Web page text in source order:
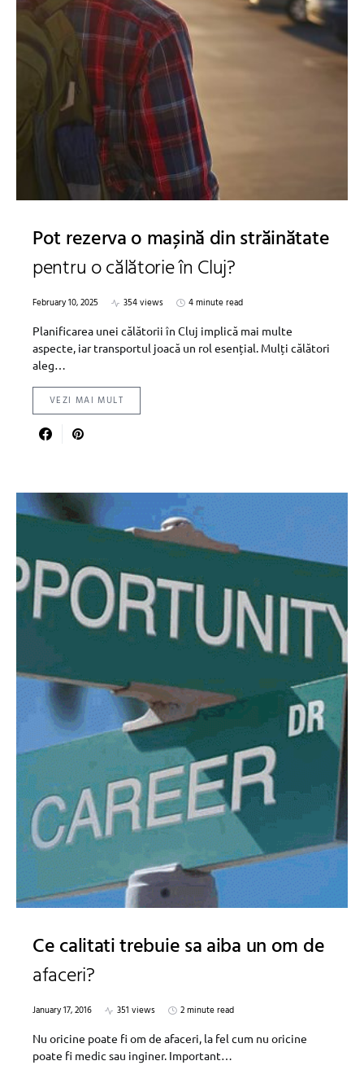
Pot rezerva o mașină din străinătate
pentru o călătorie în Cluj?
February 10, 2025 354 views
4 minute read
Planificarea unei călătorii în Cluj implică mai multe
aspecte, iar transportul joacă un rol esențial. Mulți călători
aleg…
VEZI MAI MULT
Ce calitati trebuie sa aiba un om de
afaceri?
January 17, 2016 351 views
2 minute read
Nu oricine poate fi om de afaceri, la fel cum nu oricine
poate fi medic sau inginer. Important…